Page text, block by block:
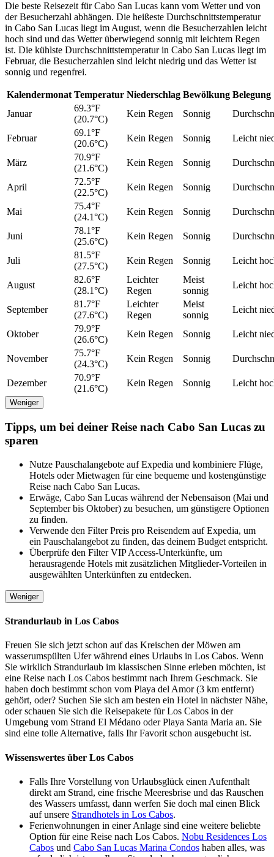
Die beste Reisezeit für Cabo San Lucas kann vom Wetter und von
der Besucherzahl abhängen. Die heißeste Durchschnittstemperatur
in Cabo San Lucas liegt im August, wenn die Besucherzahlen leicht
hoch sind und das Wetter überwiegend sonnig mit leichtem Regen
ist. Die kühlste Durchschnittstemperatur in Cabo San Lucas liegt im
Februar, die Besucherzahlen sind leicht niedrig und das Wetter ist
sonnig und regenfrei.
Kalendermonat Temperatur Niederschlag Bewölkung Belegung
Januar
69.3°F
(20.7°C)
Kein Regen Sonnig
Februar
69.1°F
(20.6°C)
Kein Regen Sonnig Leicht
März
70.9°F
(21.6°C)
Kein Regen Sonnig
April
72.5°F
(22.5°C)
Kein Regen Sonnig
Mai
75.4°F
(24.1°C)
Kein Regen Sonnig
Juni
78.1°F
(25.6°C)
Kein Regen Sonnig
Juli
81.5°F
(27.5°C)
Kein Regen Sonnig Leicht
August
82.6°F
(28.1°C)
Leichter
Regen
Meist
sonnig
Leicht
September
81.7°F
(27.6°C)
Leichter
Regen
Meist
sonnig
Leicht
Oktober
79.9°F
(26.6°C)
Kein Regen Sonnig Leicht
November
75.7°F
(24.3°C)
Kein Regen Sonnig
Dezember
70.9°F
(21.6°C)
Kein Regen Sonnig Leicht
Weniger
Tipps, um bei deiner Reise nach Cabo San Lucas zu
sparen
Nutze Pauschalangebote auf Expedia und kombiniere Flüge,
Hotels oder Mietwagen für eine bequeme und kostengünstige
Reise nach Cabo San Lucas.
Erwäge, Cabo San Lucas während der Nebensaison (Mai und
September bis Oktober) zu besuchen, um günstigere Optionen
zu finden.
Verwende den Filter Preis pro Reisendem auf Expedia, um
ein Pauschalangebot zu finden, das deinem Budget entspricht.
Überprüfe den Filter VIP Access-Unterkünfte, um
herausragende Hotels mit zusätzlichen Mitglieder-Vorteilen in
ausgewählten Unterkünften zu entdecken.
Weniger
Strandurlaub in Los Cabos
Freuen Sie sich jetzt schon auf das Kreischen der Möwen am
wasserumspülten Ufer während eines Urlaubs in Los Cabos. Wenn
Sie wirklich Strandurlaub im klassischen Sinne erleben möchten, ist
eine Reise nach Los Cabos bestimmt nach Ihrem Geschmack. Sie
haben doch bestimmt schon vom Playa del Amor (3 km entfernt)
gehört, oder? Suchen Sie sich am besten ein Hotel in nächster Nähe,
oder schauen Sie sich die Reisepakete für Los Cabos in der
Umgebung vom Strand El Médano oder Playa Santa Maria an. Sie
sind eine tolle Alternative, falls Ihr Favorit schon ausgebucht ist.
Wissenswertes über Los Cabos
Falls Ihre Vorstellung von Urlaubsglück einen Aufenthalt
direkt am Strand, eine frische Meeresbrise und das Rauschen
des Wassers umfasst, dann werfen Sie doch mal einen Blick
auf unsere Strandhotels in Los Cabos.
Ferienwohnungen in einer Anlage sind eine weitere beliebte
Option für eine Reise nach Los Cabos. Nobu Residences Los
Cabos und Cabo San Lucas Marina Condos haben alles, was